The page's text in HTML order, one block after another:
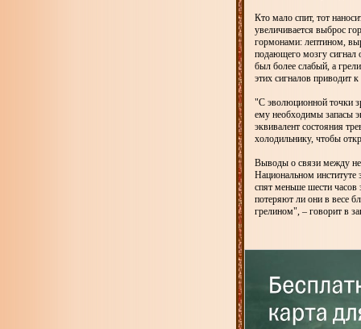
Кто мало спит, тот
увеличивается выброс
гормонами: лептином,
подающего мозгу сигнал
был более слабый, а
этих сигналов приводит
"С эволюционной точки
ему необходимы запасы
эквивалент состояния
холодильнику, чтобы
Выводы о связи между
Национальном
спят меньше шести часов
потеряют ли они в весе
грелином", – говорит в